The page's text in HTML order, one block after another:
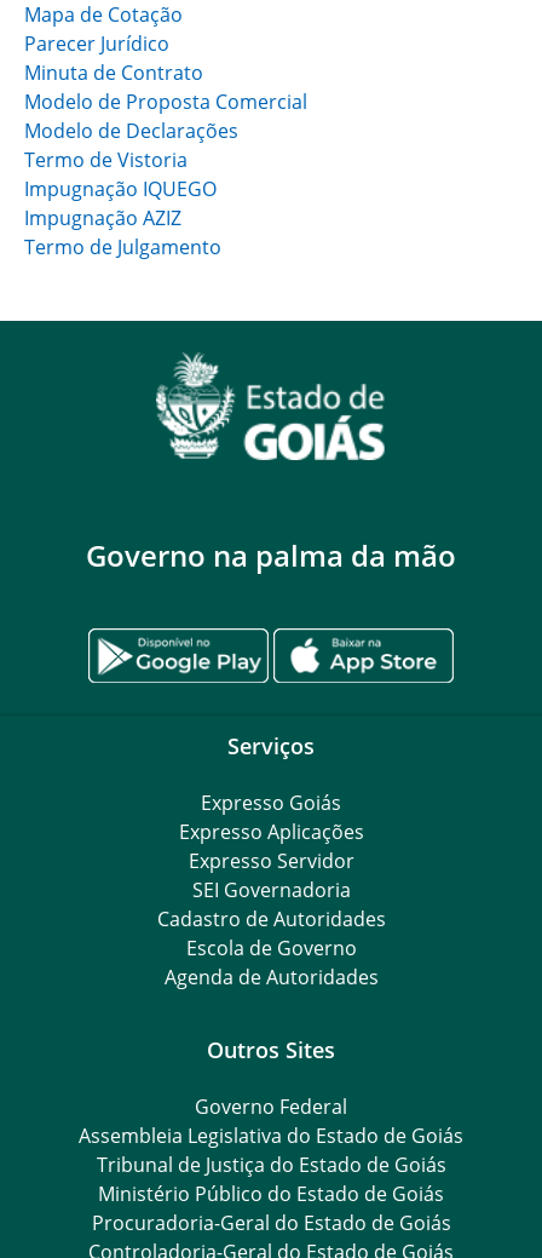
Mapa de Cotação
Parecer Jurídico
Minuta de Contrato
Modelo de Proposta Comercial
Modelo de Declarações
Termo de Vistoria
Impugnação IQUEGO
Impugnação AZIZ
Termo de Julgamento
Governo na palma da mão
Serviços
Expresso Goiás
Expresso Aplicações
Expresso Servidor
SEI Governadoria
Cadastro de Autoridades
Escola de Governo
Agenda de Autoridades
Outros Sites
Governo Federal
Assembleia Legislativa do Estado de Goiás
Tribunal de Justiça do Estado de Goiás
Ministério Público do Estado de Goiás
Procuradoria-Geral do Estado de Goiás
Controladoria-Geral do Estado de Goiás